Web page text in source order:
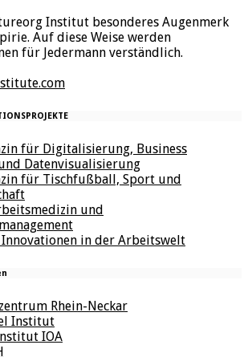
Institut besonderes Augenmerk
Auf diese Weise werden
für Jedermann verständlich.
für Digitalisierung, Business
Datenvisualisierung
für Tischfußball, Sport und
und
in der Arbeitswelt
Rhein-Neckar
Institut
IOA